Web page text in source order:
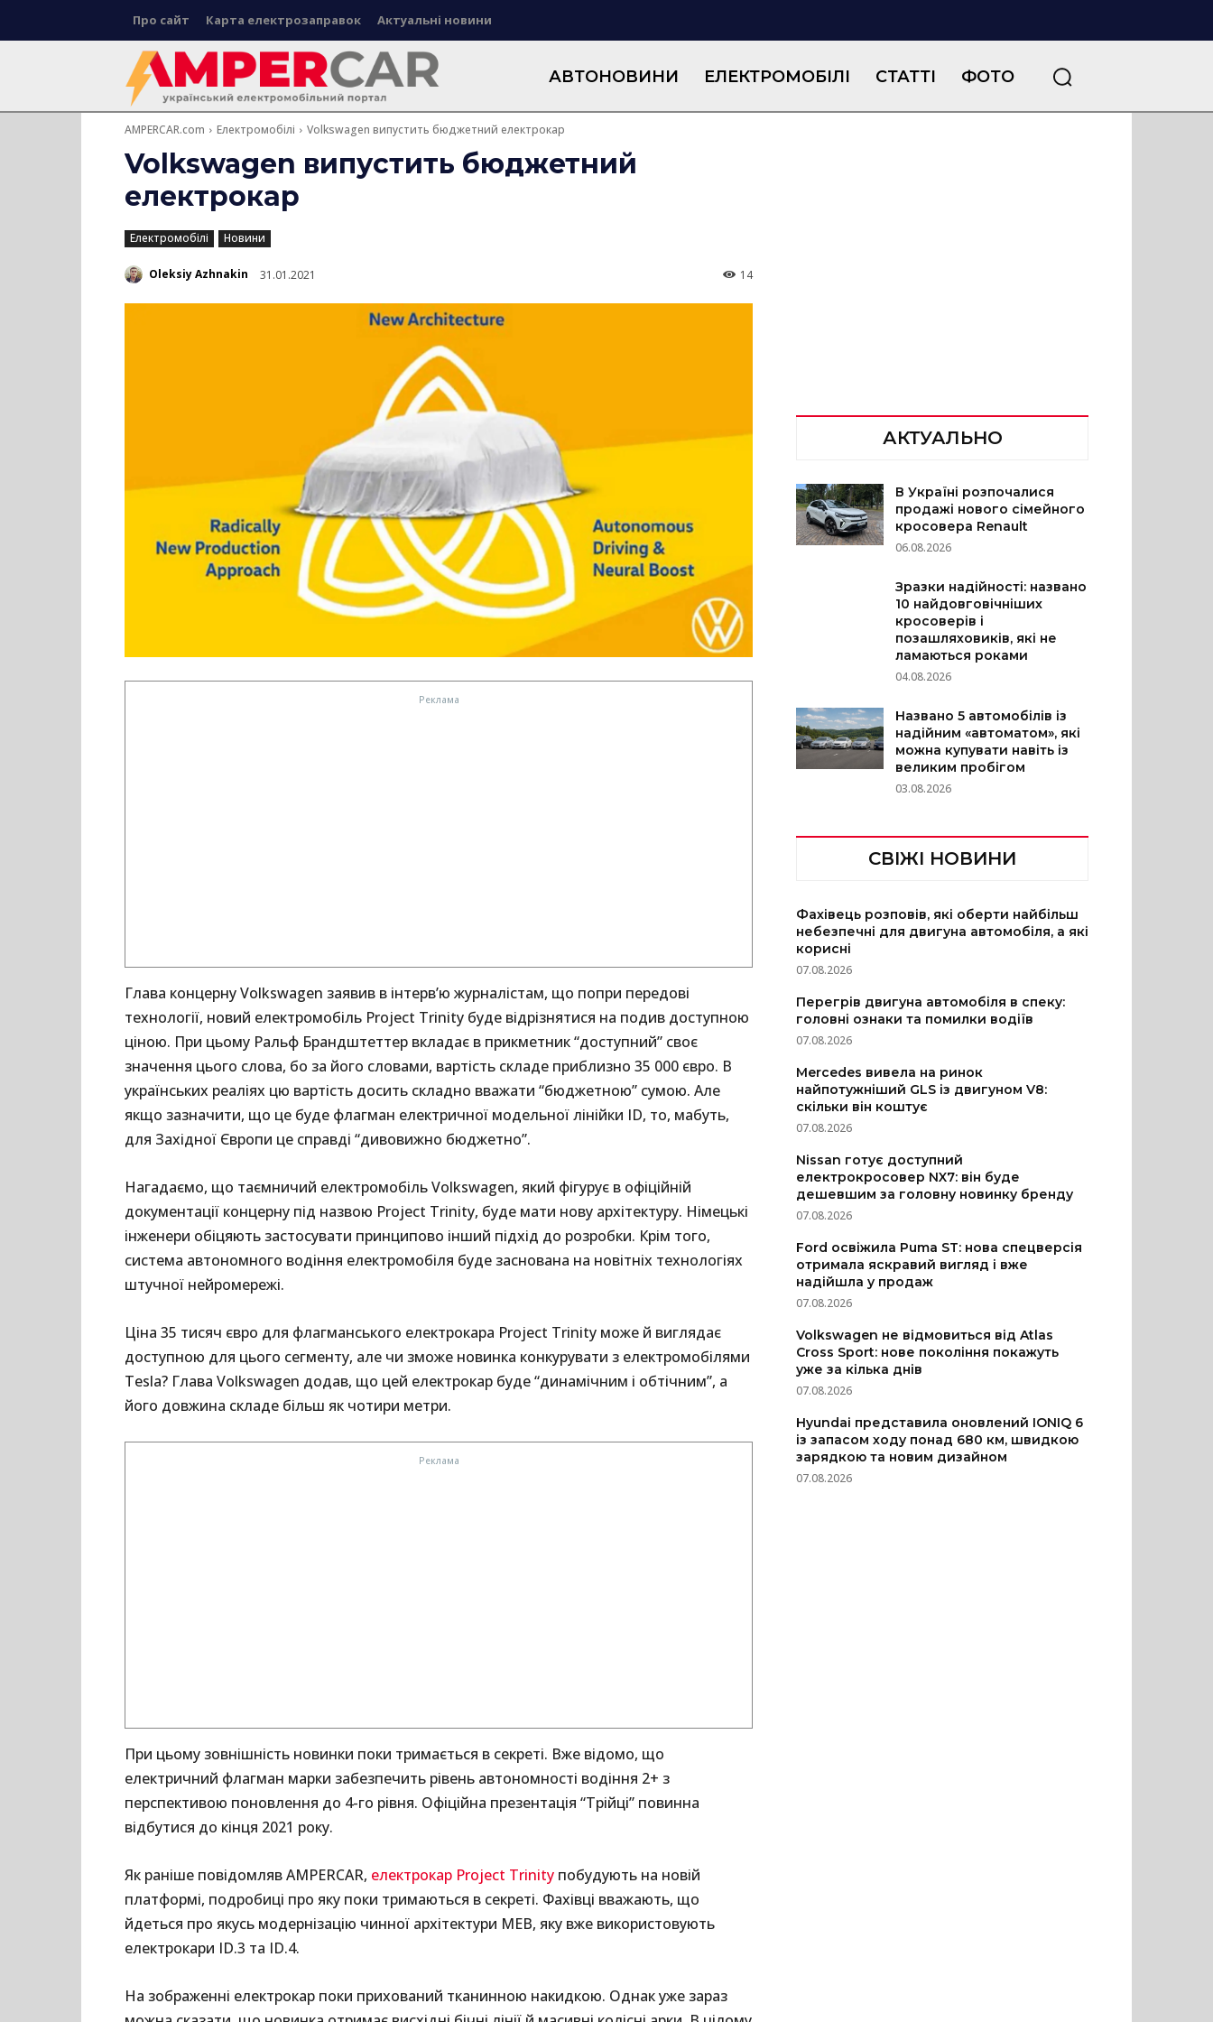
Про сайт Карта електрозаправок Актуальні новини
АВТОНОВИНИ ЕЛЕКТРОМОБІЛІ СТАТТІ ФОТО
AMPERCAR.com Електромобілі Volkswagen випустить бюджетний електрокар
Volkswagen випустить бюджетний
електрокар
Електромобілі Новини
Oleksiy Azhnakin 31.01.2021 14
Глава концерну Volkswagen заявив в інтерв’ю журналістам, що попри передові
технології, новий електромобіль Project Trinity буде відрізнятися на подив доступною
ціною. При цьому Ральф Брандштеттер вкладає в прикметник “доступний” своє
значення цього слова, бо за його словами, вартість складе приблизно 35 000 євро. В
українських реаліях цю вартість досить складно вважати “бюджетною” сумою. Але
якщо зазначити, що це буде флагман електричної модельної лінійки ID, то, мабуть,
для Західної Європи це справді “дивовижно бюджетно”.
Нагадаємо, що таємничий електромобіль Volkswagen, який фігурує в офіційній
документації концерну під назвою Project Trinity, буде мати нову архітектуру. Німецькі
інженери обіцяють застосувати принципово інший підхід до розробки. Крім того,
система автономного водіння електромобіля буде заснована на новітніх технологіях
штучної нейромережі.
Ціна 35 тисяч євро для флагманського електрокара Project Trinity може й виглядає
доступною для цього сегменту, але чи зможе новинка конкурувати з електромобілями
Tesla? Глава Volkswagen додав, що цей електрокар буде “динамічним і обтічним”, а
його довжина складе більш як чотири метри.
При цьому зовнішність новинки поки тримається в секреті. Вже відомо, що
електричний флагман марки забезпечить рівень автономності водіння 2+ з
перспективою поновлення до 4-го рівня. Офіційна презентація “Трійці” повинна
відбутися до кінця 2021 року.
Як раніше повідомляв AMPERCAR, електрокар Project Trinity побудують на новій
платформі, подробиці про яку поки тримаються в секреті. Фахівці вважають, що
йдеться про якусь модернізацію чинної архітектури MEB, яку вже використовують
електрокари ID.3 та ID.4.
На зображенні електрокар поки прихований тканинною накидкою. Однак уже зараз
АКТУАЛЬНО
В Україні розпочалися
продажі нового сімейного
кросовера Renault
06.08.2026
Зразки надійності: названо
10 найдовговічніших
кросоверів і
позашляховиків, які не
ламаються роками
04.08.2026
Названо 5 автомобілів із
надійним «автоматом», які
можна купувати навіть із
великим пробігом
03.08.2026
СВІЖІ НОВИНИ
Фахівець розповів, які оберти найбільш
небезпечні для двигуна автомобіля, а які
корисні
07.08.2026
Перегрів двигуна автомобіля в спеку:
головні ознаки та помилки водіїв
07.08.2026
Mercedes вивела на ринок
найпотужніший GLS із двигуном V8:
скільки він коштує
07.08.2026
Nissan готує доступний
електрокросовер NX7: він буде
дешевшим за головну новинку бренду
07.08.2026
Ford освіжила Puma ST: нова спецверсія
отримала яскравий вигляд і вже
надійшла у продаж
07.08.2026
Volkswagen не відмовиться від Atlas
Cross Sport: нове покоління покажуть
уже за кілька днів
07.08.2026
Hyundai представила оновлений IONIQ 6
із запасом ходу понад 680 км, швидкою
зарядкою та новим дизайном
07.08.2026